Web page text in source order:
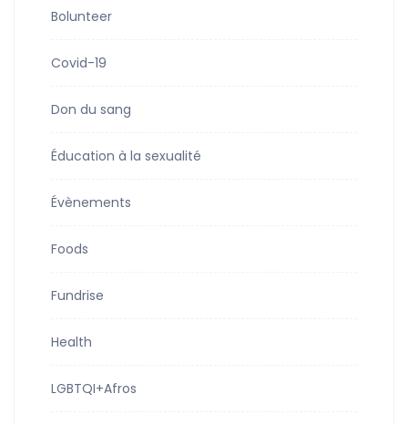
Bolunteer
Covid-19
Don du sang
Éducation à la sexualité
Évènements
Foods
Fundrise
Health
LGBTQI+Afros